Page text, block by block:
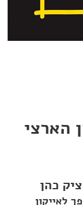
הארצי
כהן
לאייקון